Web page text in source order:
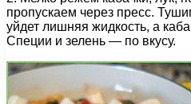
пропускаем через пресс.
уйдет лишняя жидкость, а
Специи и зелень — по вкусу.